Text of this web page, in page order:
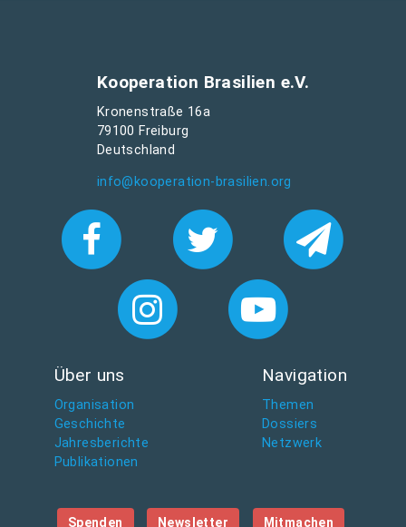
Kooperation Brasilien e.V.
Kronenstraße 16a
79100 Freiburg
Deutschland
info@kooperation-brasilien.org
Über uns
Organisation
Geschichte
Jahresberichte
Publikationen
Navigation
Themen
Dossiers
Netzwerk
Spenden Newsletter Mitmachen